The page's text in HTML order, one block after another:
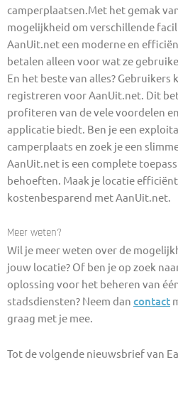
camperplaatsen.Met het gemak
mogelijkheid om verschillende
AanUit.net een moderne en
betalen alleen voor wat ze
En het beste van alles? Gebruikers
registreren voor AanUit.net. Dit
profiteren van de vele voordelen
applicatie biedt. Ben je een
camperplaats en zoek je een
AanUit.net is een complete
behoeften. Maak je locatie
kostenbesparend met AanUit.net.
Meer weten?
Wil je meer weten over de
jouw locatie? Of ben je op zoek
oplossing voor het beheren van
stadsdiensten? Neem dan contact
graag met je mee.
Tot de volgende nieuwsbrief van